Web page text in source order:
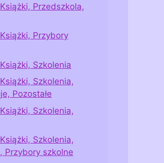
Przedszkola,
Przybory
Szkolenia
Szkolenia,
Pozostałe
Szkolenia,
Szkolenia,
Przybory szkolne